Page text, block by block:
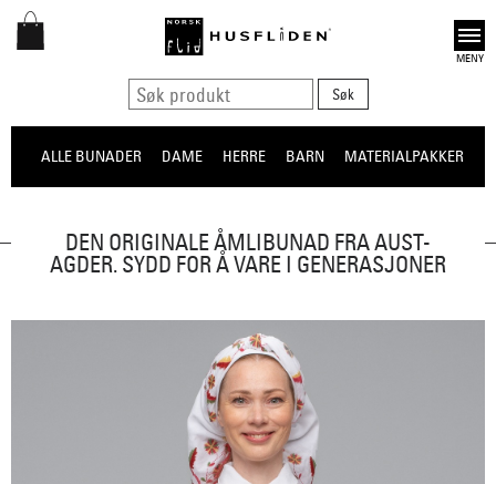
Open
ALLE BUNADER DAME HERRE BARN MATERIALPAKKER
DEN ORIGINALE ÅMLIBUNAD FRA AUST-
AGDER. SYDD FOR Å VARE I GENERASJONER